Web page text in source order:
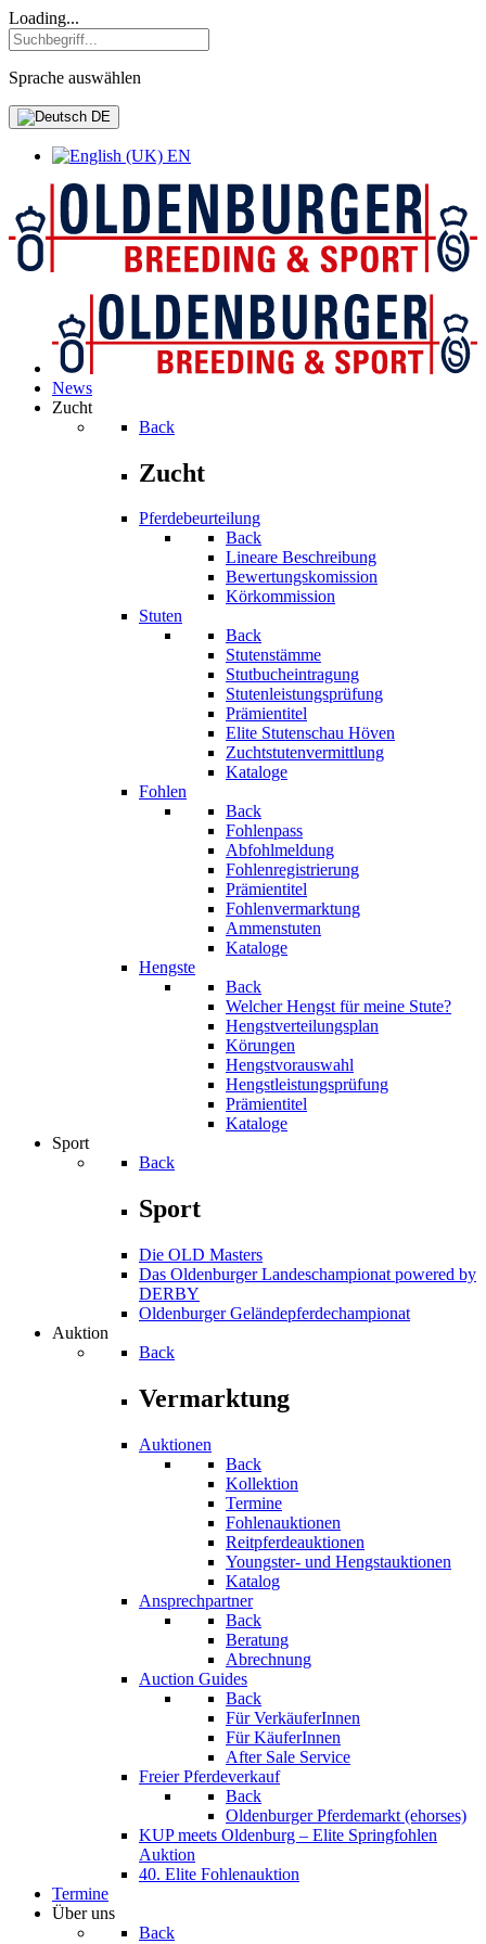
Loading...
Sprache auswählen
DE
EN
News
Zucht
Back
Zucht
Pferdebeurteilung
Back
Lineare Beschreibung
Bewertungskomission
Körkommission
Stuten
Back
Stutenstämme
Stutbucheintragung
Stutenleistungsprüfung
Prämientitel
Elite Stutenschau Höven
Zuchtstutenvermittlung
Kataloge
Fohlen
Back
Fohlenpass
Abfohlmeldung
Fohlenregistrierung
Prämientitel
Fohlenvermarktung
Ammenstuten
Kataloge
Hengste
Back
Welcher Hengst für meine Stute?
Hengstverteilungsplan
Körungen
Hengstvorauswahl
Hengstleistungsprüfung
Prämientitel
Kataloge
Sport
Back
Sport
Die OLD Masters
Das Oldenburger Landeschampionat powered by
DERBY
Oldenburger Geländepferde­championat
Auktion
Back
Vermarktung
Auktionen
Back
Kollektion
Termine
Fohlenauktionen
Reitpferdeauktionen
Youngster- und Hengstauktionen
Katalog
Ansprechpartner
Back
Beratung
Abrechnung
Auction Guides
Back
Für VerkäuferInnen
Für KäuferInnen
After Sale Service
Freier Pferdeverkauf
Back
Oldenburger Pferdemarkt (ehorses)
KUP meets Oldenburg – Elite Springfohlen
Auktion
40. Elite Fohlenauktion
Termine
Über uns
Back